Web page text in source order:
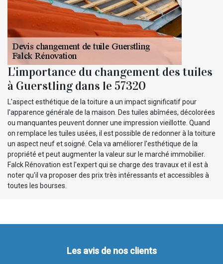
L'importance du changement des tuiles
à Guerstling dans le 57320
L'aspect esthétique de la toiture a un impact significatif pour
l'apparence générale de la maison. Des tuiles abîmées, décolorées
ou manquantes peuvent donner une impression vieillotte. Quand
on remplace les tuiles usées, il est possible de redonner à la toiture
un aspect neuf et soigné. Cela va améliorer l'esthétique de la
propriété et peut augmenter la valeur sur le marché immobilier.
Falck Rénovation est l'expert qui se charge des travaux et il est à
noter qu'il va proposer des prix très intéressants et accessibles à
toutes les bourses.
Les avis de nos clients